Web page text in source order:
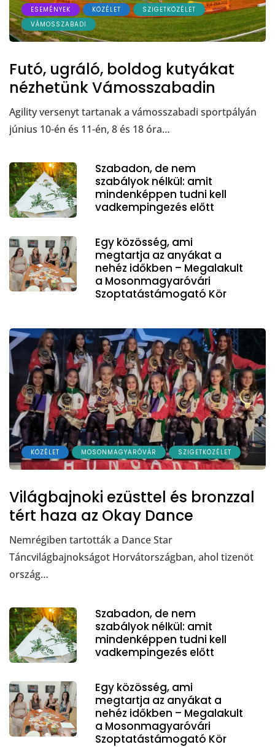
ESEMÉNYEK KÖZÉLET
SZIGETKÖZÉLET
VÁMOSSZABADI
Futó, ugráló, boldog kutyákat
nézhetünk Vámosszabadin
Agility versenyt tartanak a vámosszabadi sportpályán
június 10-én és 11-én, 8 és 18 óra…
Szabadon, de nem
szabályok nélkül: amit
mindenképpen tudni kell
vadkempingezés előtt
Egy közösség, ami
megtartja az anyákat a
nehéz időkben – Megalakult
a Mosonmagyaróvári
Szoptatástámogató Kör
KÖZÉLET MOSONMAGYARÓVÁR SZIGETKÖZÉLET
Világbajnoki ezüsttel és bronzzal
tért haza az Okay Dance
Nemrégiben tartották a Dance Star
Táncvilágbajnokságot Horvátországban, ahol tizenöt
ország…
Szabadon, de nem
szabályok nélkül: amit
mindenképpen tudni kell
vadkempingezés előtt
Egy közösség, ami
megtartja az anyákat a
nehéz időkben – Megalakult
a Mosonmagyaróvári
Szoptatástámogató Kör